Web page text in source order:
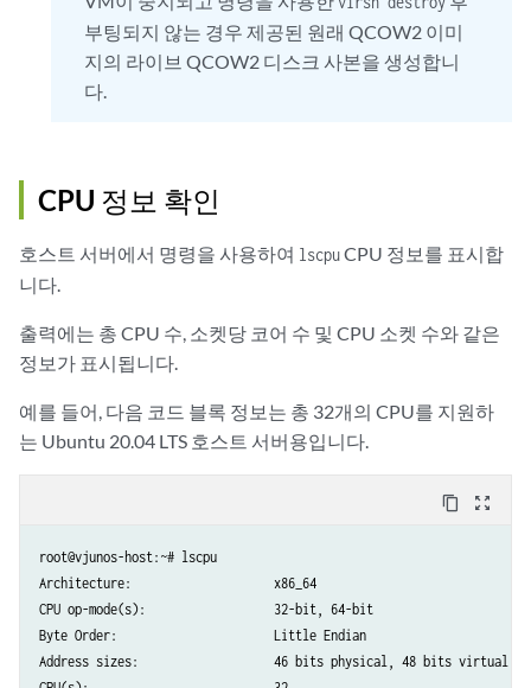
부팅되지 않는 경우 제공된 원래 QCOW2 이미
지의 라이브 QCOW2 디스크 사본을 생성합니
다.
CPU 정보 확인
호스트 서버에서 명령을 사용하여 lscpuCPU 정보를 표시합
니다.
출력에는 총 CPU 수, 소켓당 코어 수 및 CPU 소켓 수와 같은
정보가 표시됩니다.
예를 들어, 다음 코드 블록 정보는 총 32개의 CPU를 지원하
는 Ubuntu 20.04 LTS 호스트 서버용입니다.
content_copy zoom_out_map
root@vjunos-host:~# lscpu
Architecture:                    x86_64
CPU op-mode(s):                  32-bit, 64-bit
Byte Order:                      Little Endian
Address sizes:                   46 bits physical, 48 bits virtual